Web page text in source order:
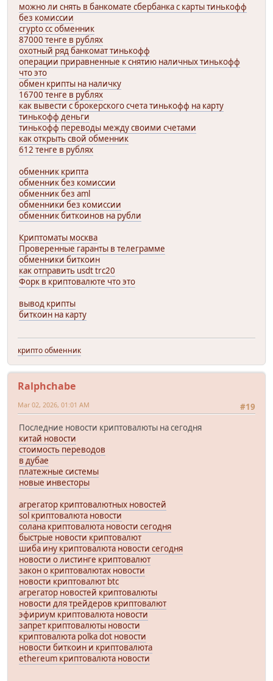
можно ли снять в банкомате сбербанка с карты тинькофф
без комиссии
crypto cc обменник
87000 тенге в рублях
охотный ряд банкомат тинькофф
операции приравненные к снятию наличных тинькофф
что это
обмен крипты на наличку
16700 тенге в рублях
как вывести с брокерского счета тинькофф на карту
тинькофф деньги
тинькофф переводы между своими счетами
как открыть свой обменник
612 тенге в рублях
обменник крипта
обменник без комиссии
обменник без aml
обменники без комиссии
обменник биткоинов на рубли
Криптоматы москва
Проверенные гаранты в телеграмме
обменники биткоин
как отправить usdt trc20
Форк в криптовалюте что это
вывод крипты
биткоин на карту
крипто обменник
Ralphchabe
#19
Mar 02, 2026, 01:01 AM
Последние новости криптовалюты на сегодня
китай новости
стоимость переводов
в дубае
платежные системы
новые инвесторы
агрегатор криптовалютных новостей
sol криптовалюта новости
солана криптовалюта новости сегодня
быстрые новости криптовалют
шиба ину криптовалюта новости сегодня
новости о листинге криптовалют
закон о криптовалютах новости
новости криптовалют btc
агрегатор новостей криптовалюты
новости для трейдеров криптовалют
эфириум криптовалюта новости
запрет криптовалюты новости
криптовалюта polka dot новости
новости биткоин и криптовалюта
ethereum криптовалюта новости